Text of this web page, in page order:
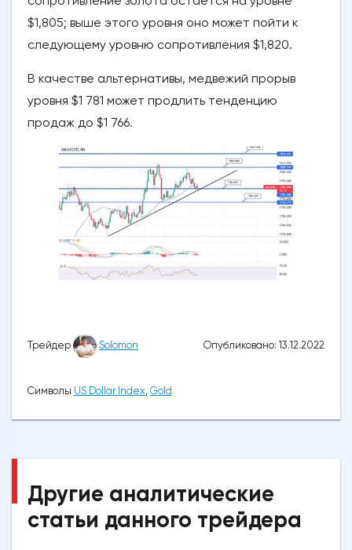
$1,805; выше этого уровня оно может пойти к
следующему уровню сопротивления $1,820.
В качестве альтернативы, медвежий прорыв
уровня $1 781 может продлить тенденцию
продаж до $1 766.
Трейдер Solomon Опубликовано: 13.12.2022
Символы US Dollar Index Gold
Другие аналитические
статьи данного трейдера